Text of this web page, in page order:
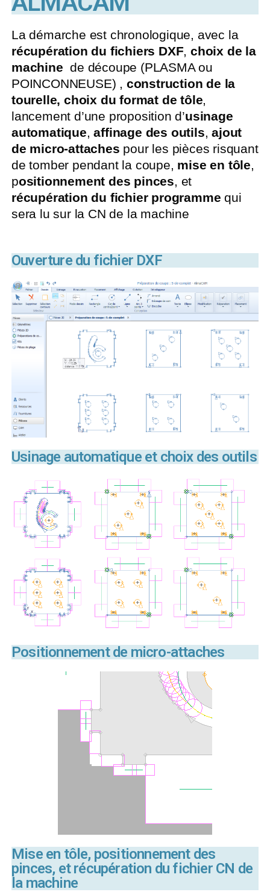
La démarche est chronologique, avec la
récupération du fichiers DXF, choix de la
machine de découpe (PLASMA ou
POINCONNEUSE) , construction de la
tourelle, choix du format de tôle,
lancement d’une proposition d’usinage
automatique,affinage des outils,ajout
de micro-attaches pour les pièces risquant
de tomber pendant la coupe, mise en tôle,
positionnement des pinces, et
récupération du fichier programme qui
sera lu sur la CN de la machine
Ouverture du fichier DXF
Usinage automatique et choix des outils
Positionnement de micro-attaches
Mise en tôle, positionnement des
pinces, et récupération du fichier CN de
la machine